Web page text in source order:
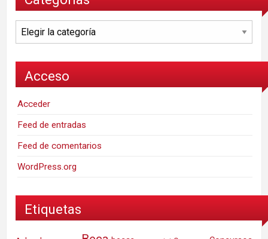
Categorías
Acceso
Acceder
Feed de entradas
Feed de comentarios
WordPress.org
Etiquetas